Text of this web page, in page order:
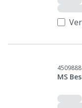
4509888
MS